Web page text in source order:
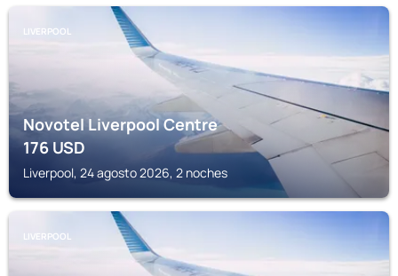
LIVERPOOL
Novotel Liverpool Centre
176USD
Liverpool, 24 agosto 2026, 2 noches
LIVERPOOL